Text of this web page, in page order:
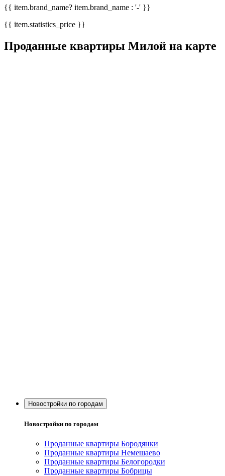
{{ item.brand_name? item.brand_name : '-' }}
{{ item.statistics_price }}
Проданные квартиры Милой на карте
Новостройки по городам
Новостройки по городам
Проданные квартиры Бородянки
Проданные квартиры Немешаево
Проданные квартиры Белогородки
Проданные квартиры Бобрицы